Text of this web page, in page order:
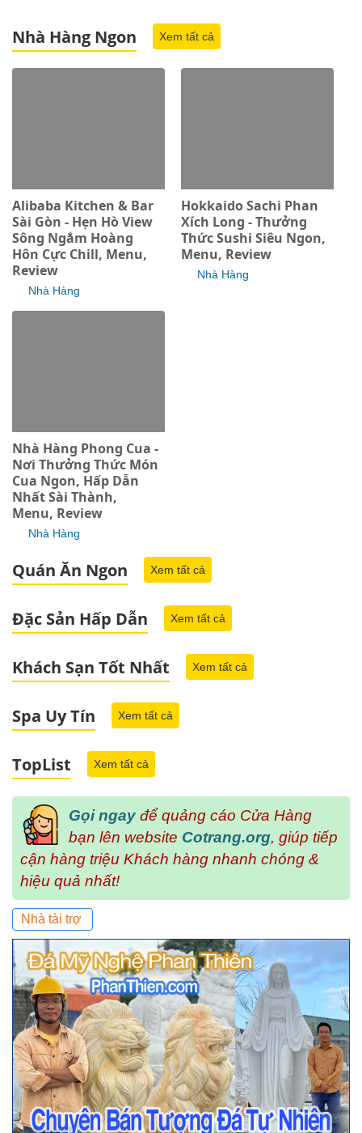
Nhà Hàng Ngon Xem tất cả
Alibaba Kitchen & Bar
Sài Gòn - Hẹn Hò View
Sông Ngắm Hoàng
Hôn Cực Chill, Menu,
Review
Nhà Hàng
Hokkaido Sachi Phan
Xích Long - Thưởng
Thức Sushi Siêu Ngon,
Menu, Review
Nhà Hàng
Nhà Hàng Phong Cua -
Nơi Thưởng Thức Món
Cua Ngon, Hấp Dẫn
Nhất Sài Thành,
Menu, Review
Nhà Hàng
Quán Ăn Ngon Xem tất cả
Đặc Sản Hấp Dẫn Xem tất cả
Khách Sạn Tốt Nhất Xem tất cả
Spa Uy Tín Xem tất cả
TopList Xem tất cả
Gọi ngay để quảng cáo Cửa Hàng
bạn lên website Cotrang.org, giúp tiếp
cận hàng triệu Khách hàng nhanh chóng &
hiệu quả nhất!
Nhà tài trợ